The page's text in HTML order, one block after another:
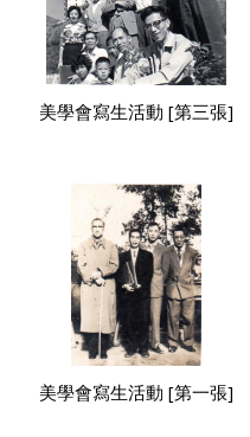
美學會寫生活動 [第三張]
美學會寫生活動 [第一張]